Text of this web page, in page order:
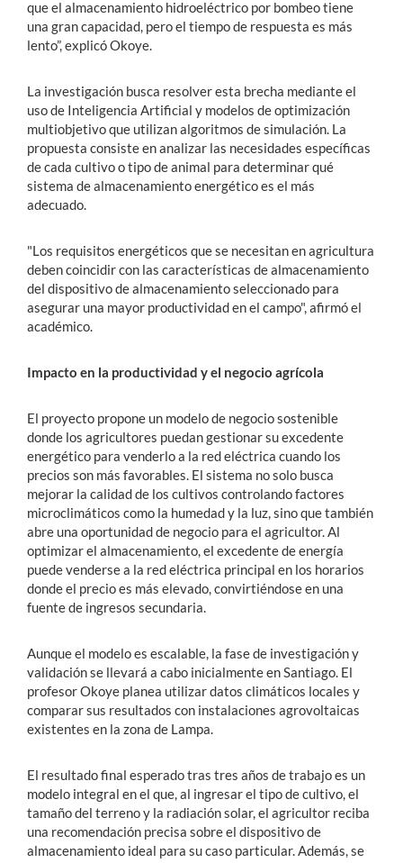
que el almacenamiento hidroeléctrico por bombeo tiene
una gran capacidad, pero el tiempo de respuesta es más
lento”, explicó Okoye.
La investigación busca resolver esta brecha mediante el
uso de Inteligencia Artificial y modelos de optimización
multiobjetivo que utilizan algoritmos de simulación. La
propuesta consiste en analizar las necesidades específicas
de cada cultivo o tipo de animal para determinar qué
sistema de almacenamiento energético es el más
adecuado.
"Los requisitos energéticos que se necesitan en agricultura
deben coincidir con las características de almacenamiento
del dispositivo de almacenamiento seleccionado para
asegurar una mayor productividad en el campo", afirmó el
académico.
Impacto en la productividad y el negocio agrícola
El proyecto propone un modelo de negocio sostenible
donde los agricultores puedan gestionar su excedente
energético para venderlo a la red eléctrica cuando los
precios son más favorables. El sistema no solo busca
mejorar la calidad de los cultivos controlando factores
microclimáticos como la humedad y la luz, sino que también
abre una oportunidad de negocio para el agricultor. Al
optimizar el almacenamiento, el excedente de energía
puede venderse a la red eléctrica principal en los horarios
donde el precio es más elevado, convirtiéndose en una
fuente de ingresos secundaria.
Aunque el modelo es escalable, la fase de investigación y
validación se llevará a cabo inicialmente en Santiago. El
profesor Okoye planea utilizar datos climáticos locales y
comparar sus resultados con instalaciones agrovoltaicas
existentes en la zona de Lampa.
El resultado final esperado tras tres años de trabajo es un
modelo integral en el que, al ingresar el tipo de cultivo, el
tamaño del terreno y la radiación solar, el agricultor reciba
una recomendación precisa sobre el dispositivo de
almacenamiento ideal para su caso particular. Además, se